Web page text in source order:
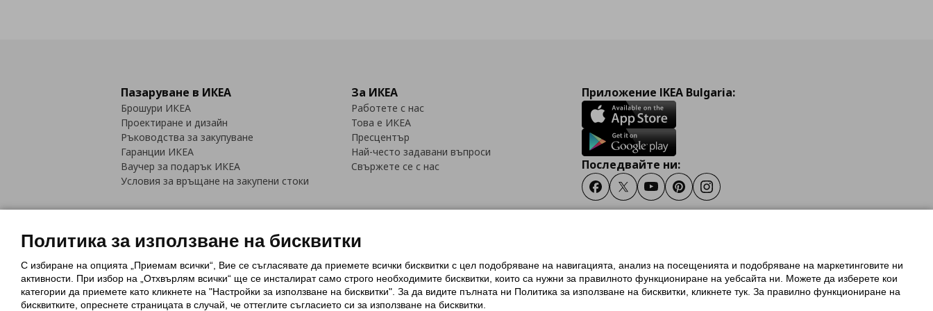
Пазаруване в ИКЕА
Брошури ИКЕА
Проектиране и дизайн
Ръководства за закупуване
Гаранции ИКЕА
Ваучер за подарък ИКЕА
Условия за връщане на закупени стоки
За ИКЕА
Работете с нас
Това е ИКЕА
Пресцентър
Най-често задавани въпроси
Свържете се с нас
Приложение IKEA Bulgaria:
Последвайте ни:
FacebookTwitterYoutubePinterestInstagram
Политика за използване на бисквитки (Cookies)Избор на настройки за използване на бисквиткиУсловия за ползване на ikea.bg
Обща политика за личните данни
Политика за защита на личните данни на ikea.bg
Общи условия на програма IKEA Family
Политика за защита на лични данни на програма IKEA Family
Политика за използване на бисквитки
С избиране на опцията „Приемам всички“, Вие се съгласявате да приемете всички бисквитки с цел подобряване на навигацията, анализ на посещенията и подобряване на маркетинговите ни
активности. При избор на „Отхвърлям всички“ ще се инсталират само строго необходимитe бисквитки, които са нужни за правилното функциониране на уебсайта ни. Можете да изберете кои
категории да приемете като кликнете на "Настройки за използване на бисквитки". За да видите пълната ни Политика за използване на бисквитки, кликнете тук. За правилно функциониране на
бисквитките, опреснете страницата в случай, че оттеглите съгласието си за използване на бисквитки.